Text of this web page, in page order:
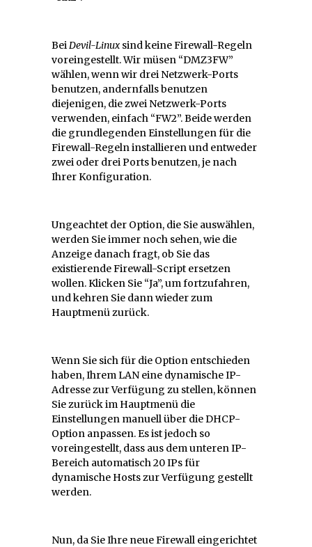
BeiDevil-Linux sind keine Firewall-Regeln
voreingestellt. Wir müsen “DMZ3FW”
wählen, wenn wir drei Netzwerk-Ports
benutzen, andernfalls benutzen
diejenigen, die zwei Netzwerk-Ports
verwenden, einfach “FW2”. Beide werden
die grundlegenden Einstellungen für die
Firewall-Regeln installieren und entweder
zwei oder drei Ports benutzen, je nach
Ihrer Konfiguration.
Ungeachtet der Option, die Sie auswählen,
werden Sie immer noch sehen, wie die
Anzeige danach fragt, ob Sie das
existierende Firewall-Script ersetzen
wollen. Klicken Sie “Ja”, um fortzufahren,
und kehren Sie dann wieder zum
Hauptmenü zurück.
Wenn Sie sich für die Option entschieden
haben, Ihrem LAN eine dynamische IP-
Adresse zur Verfügung zu stellen, können
Sie zurück im Hauptmenü die
Einstellungen manuell über die DHCP-
Option anpassen. Es ist jedoch so
voreingestellt, dass aus dem unteren IP-
Bereich automatisch 20 IPs für
dynamische Hosts zur Verfügung gestellt
werden.
Nun, da Sie Ihre neue Firewall eingerichtet